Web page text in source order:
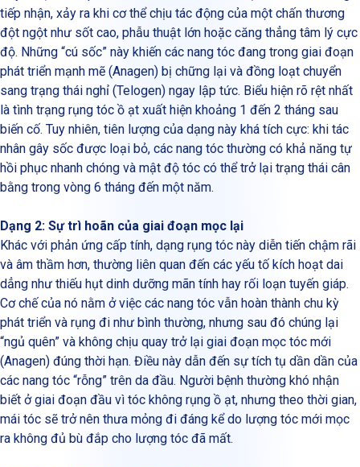
tiếp nhận, xảy ra khi cơ thể chịu tác động của một chấn thương
đột ngột như sốt cao, phẫu thuật lớn hoặc căng thẳng tâm lý cực
độ. Những “cú sốc” này khiến các nang tóc đang trong giai đoạn
phát triển mạnh mẽ (Anagen) bị chững lại và đồng loạt chuyển
sang trạng thái nghỉ (Telogen) ngay lập tức. Biểu hiện rõ rệt nhất
là tình trạng rụng tóc ồ ạt xuất hiện khoảng 1 đến 2 tháng sau
biến cố. Tuy nhiên, tiên lượng của dạng này khá tích cực: khi tác
nhân gây sốc được loại bỏ, các nang tóc thường có khả năng tự
hồi phục nhanh chóng và mật độ tóc có thể trở lại trạng thái cân
bằng trong vòng 6 tháng đến một năm.
Dạng 2: Sự trì hoãn của giai đoạn mọc lại
Khác với phản ứng cấp tính, dạng rụng tóc này diễn tiến chậm rãi
và âm thầm hơn, thường liên quan đến các yếu tố kích hoạt dai
dẳng như thiếu hụt dinh dưỡng mãn tính hay rối loạn tuyến giáp.
Cơ chế của nó nằm ở việc các nang tóc vẫn hoàn thành chu kỳ
phát triển và rụng đi như bình thường, nhưng sau đó chúng lại
“ngủ quên” và không chịu quay trở lại giai đoạn mọc tóc mới
(Anagen) đúng thời hạn. Điều này dẫn đến sự tích tụ dần dần của
các nang tóc “rỗng” trên da đầu. Người bệnh thường khó nhận
biết ở giai đoạn đầu vì tóc không rụng ồ ạt, nhưng theo thời gian,
mái tóc sẽ trở nên thưa mỏng đi đáng kể do lượng tóc mới mọc
ra không đủ bù đắp cho lượng tóc đã mất.